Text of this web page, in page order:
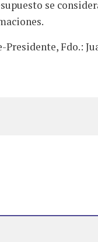
se
Presidente, Fdo.: